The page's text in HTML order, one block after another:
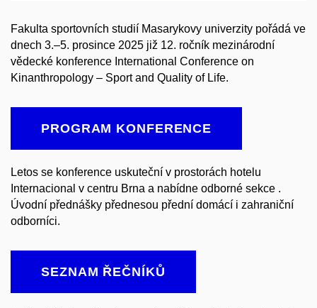
Fakulta sportovních studií Masarykovy univerzity pořádá ve
dnech 3.–5. prosince 2025 již 12. ročník mezinárodní
vědecké konference International Conference on
Kinanthropology – Sport and Quality of Life.
PROGRAM KONFERENCE
Letos se konference uskuteční v prostorách hotelu
Internacional v centru Brna a nabídne odborné sekce .
Úvodní přednášky přednesou přední domácí i zahraniční
odborníci.
SEZNAM ŘEČNÍKŮ